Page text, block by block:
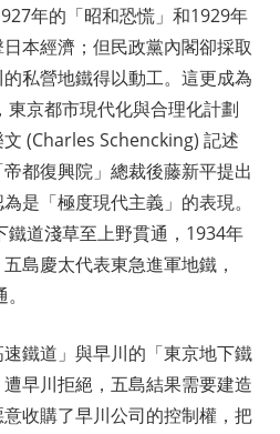
年的「昭和恐慌」和1929年
本經濟；但民政黨內閣卻採取
私營地鐵得以動工。這更成為
京都市現代化與合理化計劃
(Charles Schencking) 記述
都復興院」總裁後藤新平提出
是「極度現代主義」的表現。
鐵道淺草至上野貫通，1934年
島慶太代表東急進軍地鐵，
鐵道」與早川的「東京地下鐵
早川拒絕，五島結果需要建造
收購了早川公司的控制權，把